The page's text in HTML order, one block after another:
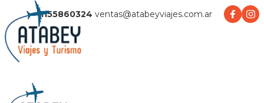
1155860324 ventas@atabeyviajes.com.ar